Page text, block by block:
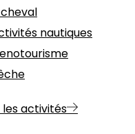
nautiques
les activités